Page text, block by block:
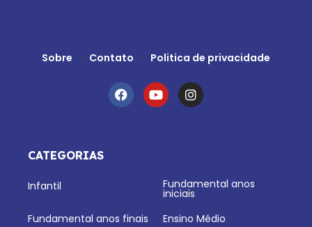
Sobre Contato Politica de privacidade
CATEGORIAS
Infantil Fundamental anos
iniciais
Fundamental anos finais
Ensino Médio